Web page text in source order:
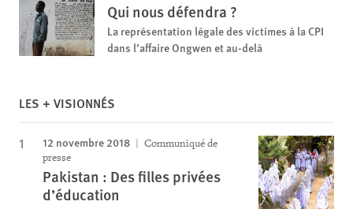
Qui nous défendra ?
La représentation légale des victimes à la CPI
dans l’affaire Ongwen et au-delà
LES + VISIONNÉS
12 novembre 2018
Communiqué de
presse
Pakistan : Des filles privées
d’éducation